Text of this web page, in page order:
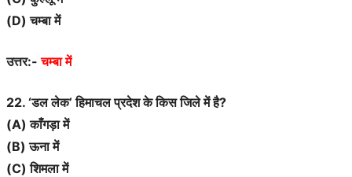
(D) चम्बा में
उत्तर:-चम्बा में
22. ‘डल लेक’ हिमाचल प्रदेश के किस जिले में है?
(A) काँगड़ा में
(B) ऊना में
(C) शिमला में